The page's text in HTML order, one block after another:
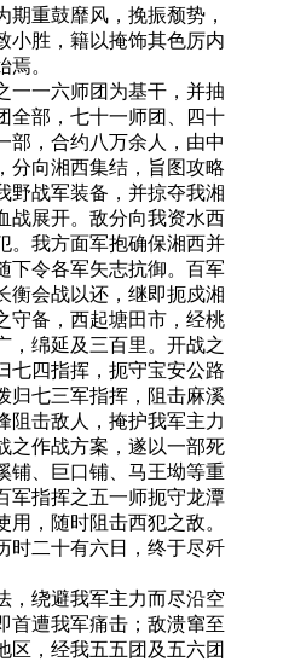
重鼓靡风，挽振颓势，
小胜，籍以掩饰其色厉内
。
一一六师团为基干，并抽
全部，七十一师团、四十
部，合约八万余人，由中
分向湘西集结，旨图攻略
野战军装备，并掠夺我湘
战展开。敌分向我资水西
。我方面军抱确保湘西并
下令各军矢志抗御。百军
衡会战以还，继即扼戍湘
守备，西起塘田市，经桃
，绵延及三百里。开战之
七四指挥，扼守宝安公路
归七三军指挥，阻击麻溪
阻击敌人，掩护我军主力
之作战方案，遂以一部死
铺、巨口铺、马王坳等重
军指挥之五一师扼守龙潭
，随时阻击西犯之敌。
时二十有六日，终于尽歼
，绕避我军主力而尽沿空
首遭我军痛击；敌溃窜至
区，经我五五团及五六团